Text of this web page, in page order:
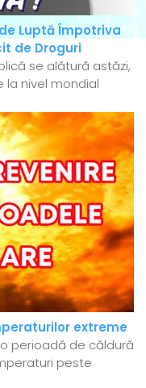
Luptă Împotriva
de Droguri
se alătură astăzi,
la nivel mondial
extreme
perioadă de căldură
peste